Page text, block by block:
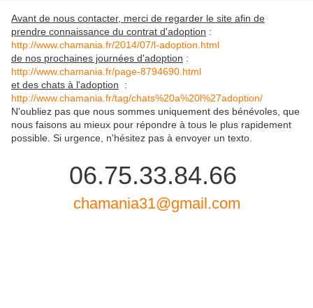
Avant de nous contacter, merci de regarder le site afin de
prendre connaissance du contrat d'adoption :
http://www.chamania.fr/2014/07/l-adoption.html
de nos prochaines journées d'adoption :
http://www.chamania.fr/page-8794690.html
et des chats à l'adoption :
http://www.chamania.fr/tag/chats%20a%20l%27adoption/
N'oubliez pas que nous sommes uniquement des bénévoles, que
nous faisons au mieux pour répondre à tous le plus rapidement
possible. Si urgence, n'hésitez pas à envoyer un texto.
06.75.33.84.66
chamania31@gmail.com